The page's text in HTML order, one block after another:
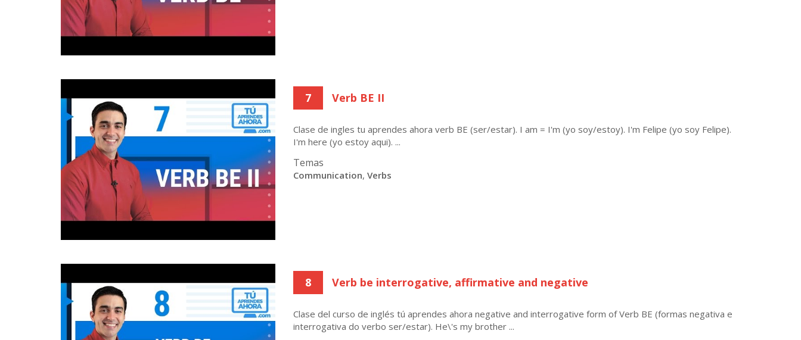
7 Verb BE II
Clase de ingles tu aprendes ahora verb BE (ser/estar). I am = I'm (yo soy/estoy). I'm Felipe (yo soy Felipe).
I'm here (yo estoy aqui). ...
Temas
Communication, Verbs
8 Verb be interrogative, affirmative and negative
Clase del curso de inglés tú aprendes ahora negative and interrogative form of Verb BE (formas negativa e
interrogativa do verbo ser/estar). He\'s my brother ...